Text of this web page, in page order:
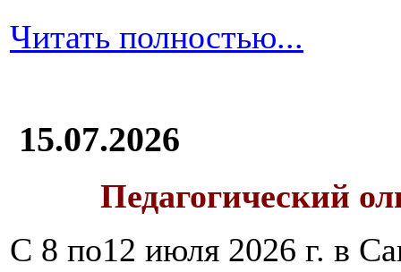
Читать полностью...
15.07.2026
Педагогический
С 8 по12 июля 2026 г. в